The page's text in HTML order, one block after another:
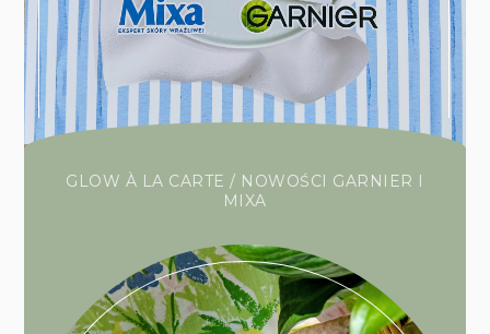
GLOW À LA CARTE / NOWOŚCI GARNIER I
MIXA